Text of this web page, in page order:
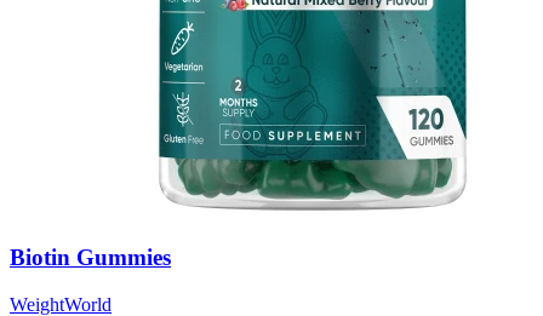
Biotin Gummies
WeightWorld